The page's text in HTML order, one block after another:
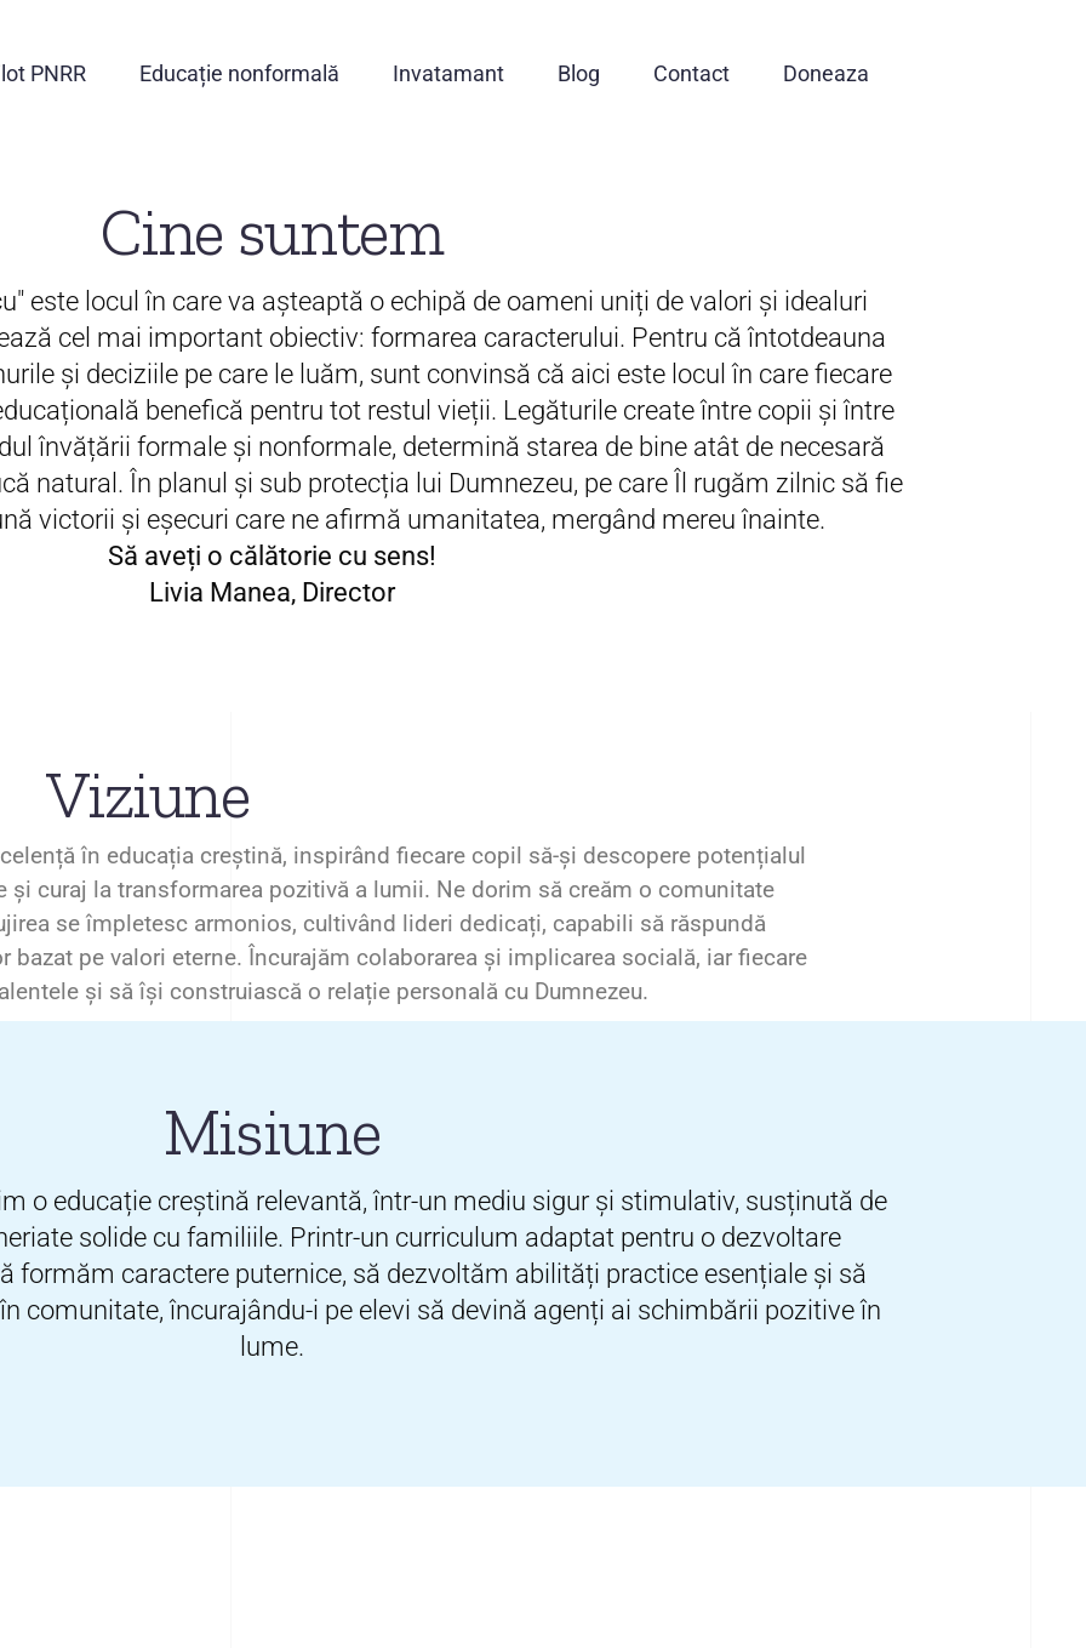
PNRR Educație nonformală Invatamant Blog Contact Doneaza
Cine suntem
este locul în care va așteaptă o echipă de oameni uniți de valori și idealuri
cel mai important obiectiv: formarea caracterului. Pentru că întotdeauna
și deciziile pe care le luăm, sunt convinsă că aici este locul în care fiecare
benefică pentru tot restul vieții. Legăturile create între copii și între
învățării formale și nonformale, determină starea de bine atât de necesară
natural. În planul și sub protecția lui Dumnezeu, pe care Îl rugăm zilnic să fie
victorii și eşecuri care ne afirmă umanitatea, mergând mereu înainte.
Să aveți o călătorie cu sens!
Livia Manea, Director
Viziune
în educația creștină, inspirând fiecare copil să-și descopere potențialul
curaj la transformarea pozitivă a lumii. Ne dorim să creăm o comunitate
se împletesc armonios, cultivând lideri dedicați, capabili să răspundă
pe valori eterne. Încurajăm colaborarea și implicarea socială, iar fiecare
și să își construiască o relație personală cu Dumnezeu.
Misiune
o educație creștină relevantă, într-un mediu sigur și stimulativ, susținută de
solide cu familiile. Printr-un curriculum adaptat pentru o dezvoltare
formăm caractere puternice, să dezvoltăm abilități practice esențiale și să
comunitate, încurajându-i pe elevi să devină agenți ai schimbării pozitive în
lume.